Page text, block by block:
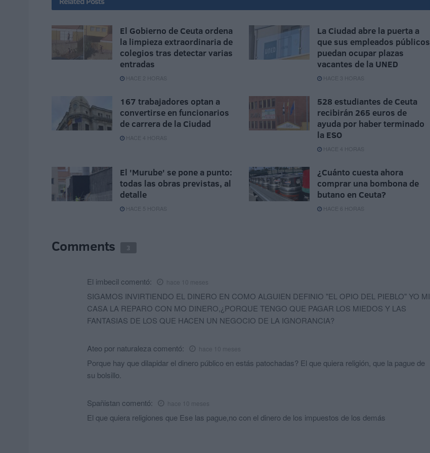
El Gobierno de Ceuta ordena
la limpieza extraordinaria de
colegios tras detectar varias
entradas
HACE 2 HORAS
La Ciudad abre la puerta a
que sus empleados públicos
puedan ocupar plazas
vacantes de la UNED
HACE 3 HORAS
167 trabajadores optan a
convertirse en funcionarios
de carrera de la Ciudad
HACE 4 HORAS
528 estudiantes de Ceuta
recibirán 265 euros de
ayuda por haber terminado
la ESO
HACE 4 HORAS
El 'Murube' se pone a punto:
todas las obras previstas, al
detalle
HACE 5 HORAS
¿Cuánto cuesta ahora
comprar una bombona de
butano en Ceuta?
HACE 6 HORAS
Comments 3
El imbecil comentó: hace 10 meses
SIGAMOS INVIRTIENDO EL DINERO EN COMO ALGUIEN DEFINIO "EL OPIO DEL PIEBLO" YO MI
CASA LA REPARO CON MO DINERO,¿PORQUE TENGO QUE PAGAR LOS MIEDOS Y LAS
FANTASIAS DE LOS QUE HACEN UN NEGOCIO DE LA IGNORANCIA?
Ateo por naturaleza comentó: hace 10 meses
Porque hay que dilapidar el dinero público en estás patochadas? El que quiera religión, que la pague de
su bolsillo.
Spañistan comentó: hace 10 meses
El que quiera religiones que Ese las pague,no con el dinero de los impuestos de los demás